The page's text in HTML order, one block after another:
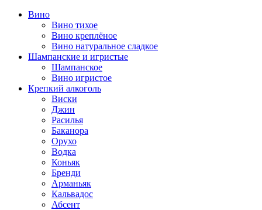
Вино
Вино тихое
Вино креплёное
Вино натуральное сладкое
Шампанские и игристые
Шампанское
Вино игристое
Крепкий алкоголь
Виски
Джин
Расилья
Баканора
Орухо
Водка
Коньяк
Бренди
Арманьяк
Кальвадос
Абсент